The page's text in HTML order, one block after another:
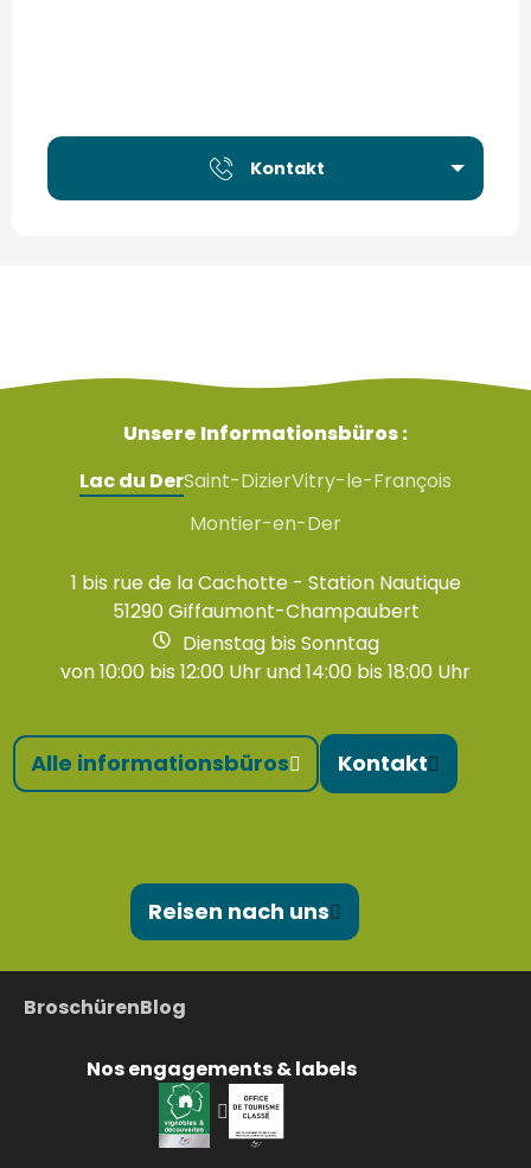
Kontakt
Unsere Informationsbüros :
Lac du DerSaint-DizierVitry-le-François
Montier-en-Der
1 bis rue de la Cachotte - Station Nautique
51290 Giffaumont-Champaubert
Dienstag bis Sonntag
von 10:00 bis 12:00 Uhr und 14:00 bis 18:00 Uhr
Alle informationsbüros Kontakt
Reisen nach uns
BroschürenBlog
Nos engagements & labels